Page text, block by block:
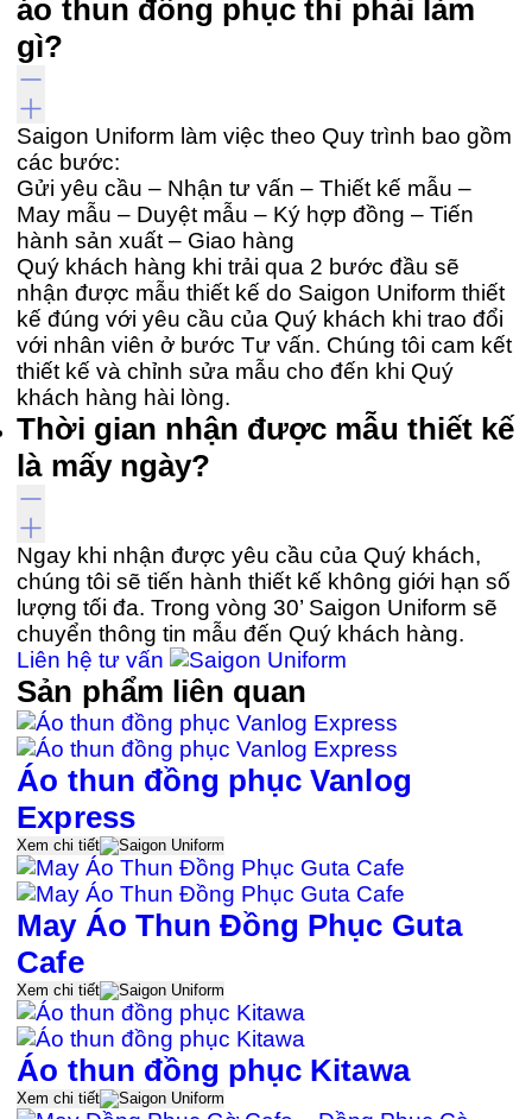
áo thun đồng phục thì phải làm
gì?
Saigon Uniform làm việc theo Quy trình bao gồm
các bước:
Gửi yêu cầu – Nhận tư vấn – Thiết kế mẫu –
May mẫu – Duyệt mẫu – Ký hợp đồng – Tiến
hành sản xuất – Giao hàng
Quý khách hàng khi trải qua 2 bước đầu sẽ
nhận được mẫu thiết kế do Saigon Uniform thiết
kế đúng với yêu cầu của Quý khách khi trao đổi
với nhân viên ở bước Tư vấn. Chúng tôi cam kết
thiết kế và chỉnh sửa mẫu cho đến khi Quý
khách hàng hài lòng.
Thời gian nhận được mẫu thiết kế
là mấy ngày?
Ngay khi nhận được yêu cầu của Quý khách,
chúng tôi sẽ tiến hành thiết kế không giới hạn số
lượng tối đa. Trong vòng 30’ Saigon Uniform sẽ
chuyển thông tin mẫu đến Quý khách hàng.
Liên hệ tư vấn
Sản phẩm liên quan
Áo thun đồng phục Vanlog
Express
Xem chi tiết
May Áo Thun Đồng Phục Guta
Cafe
Xem chi tiết
Áo thun đồng phục Kitawa
Xem chi tiết